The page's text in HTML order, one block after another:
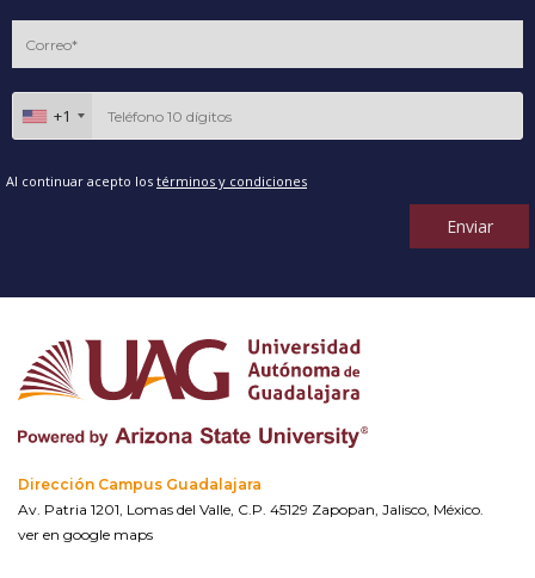
+1
Al continuar acepto los términos y condiciones
Enviar
Dirección Campus Guadalajara
Av. Patria 1201, Lomas del Valle, C.P. 45129 Zapopan, Jalisco, México.
ver en google maps